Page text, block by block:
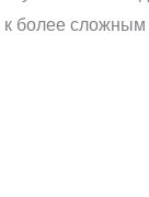
к более